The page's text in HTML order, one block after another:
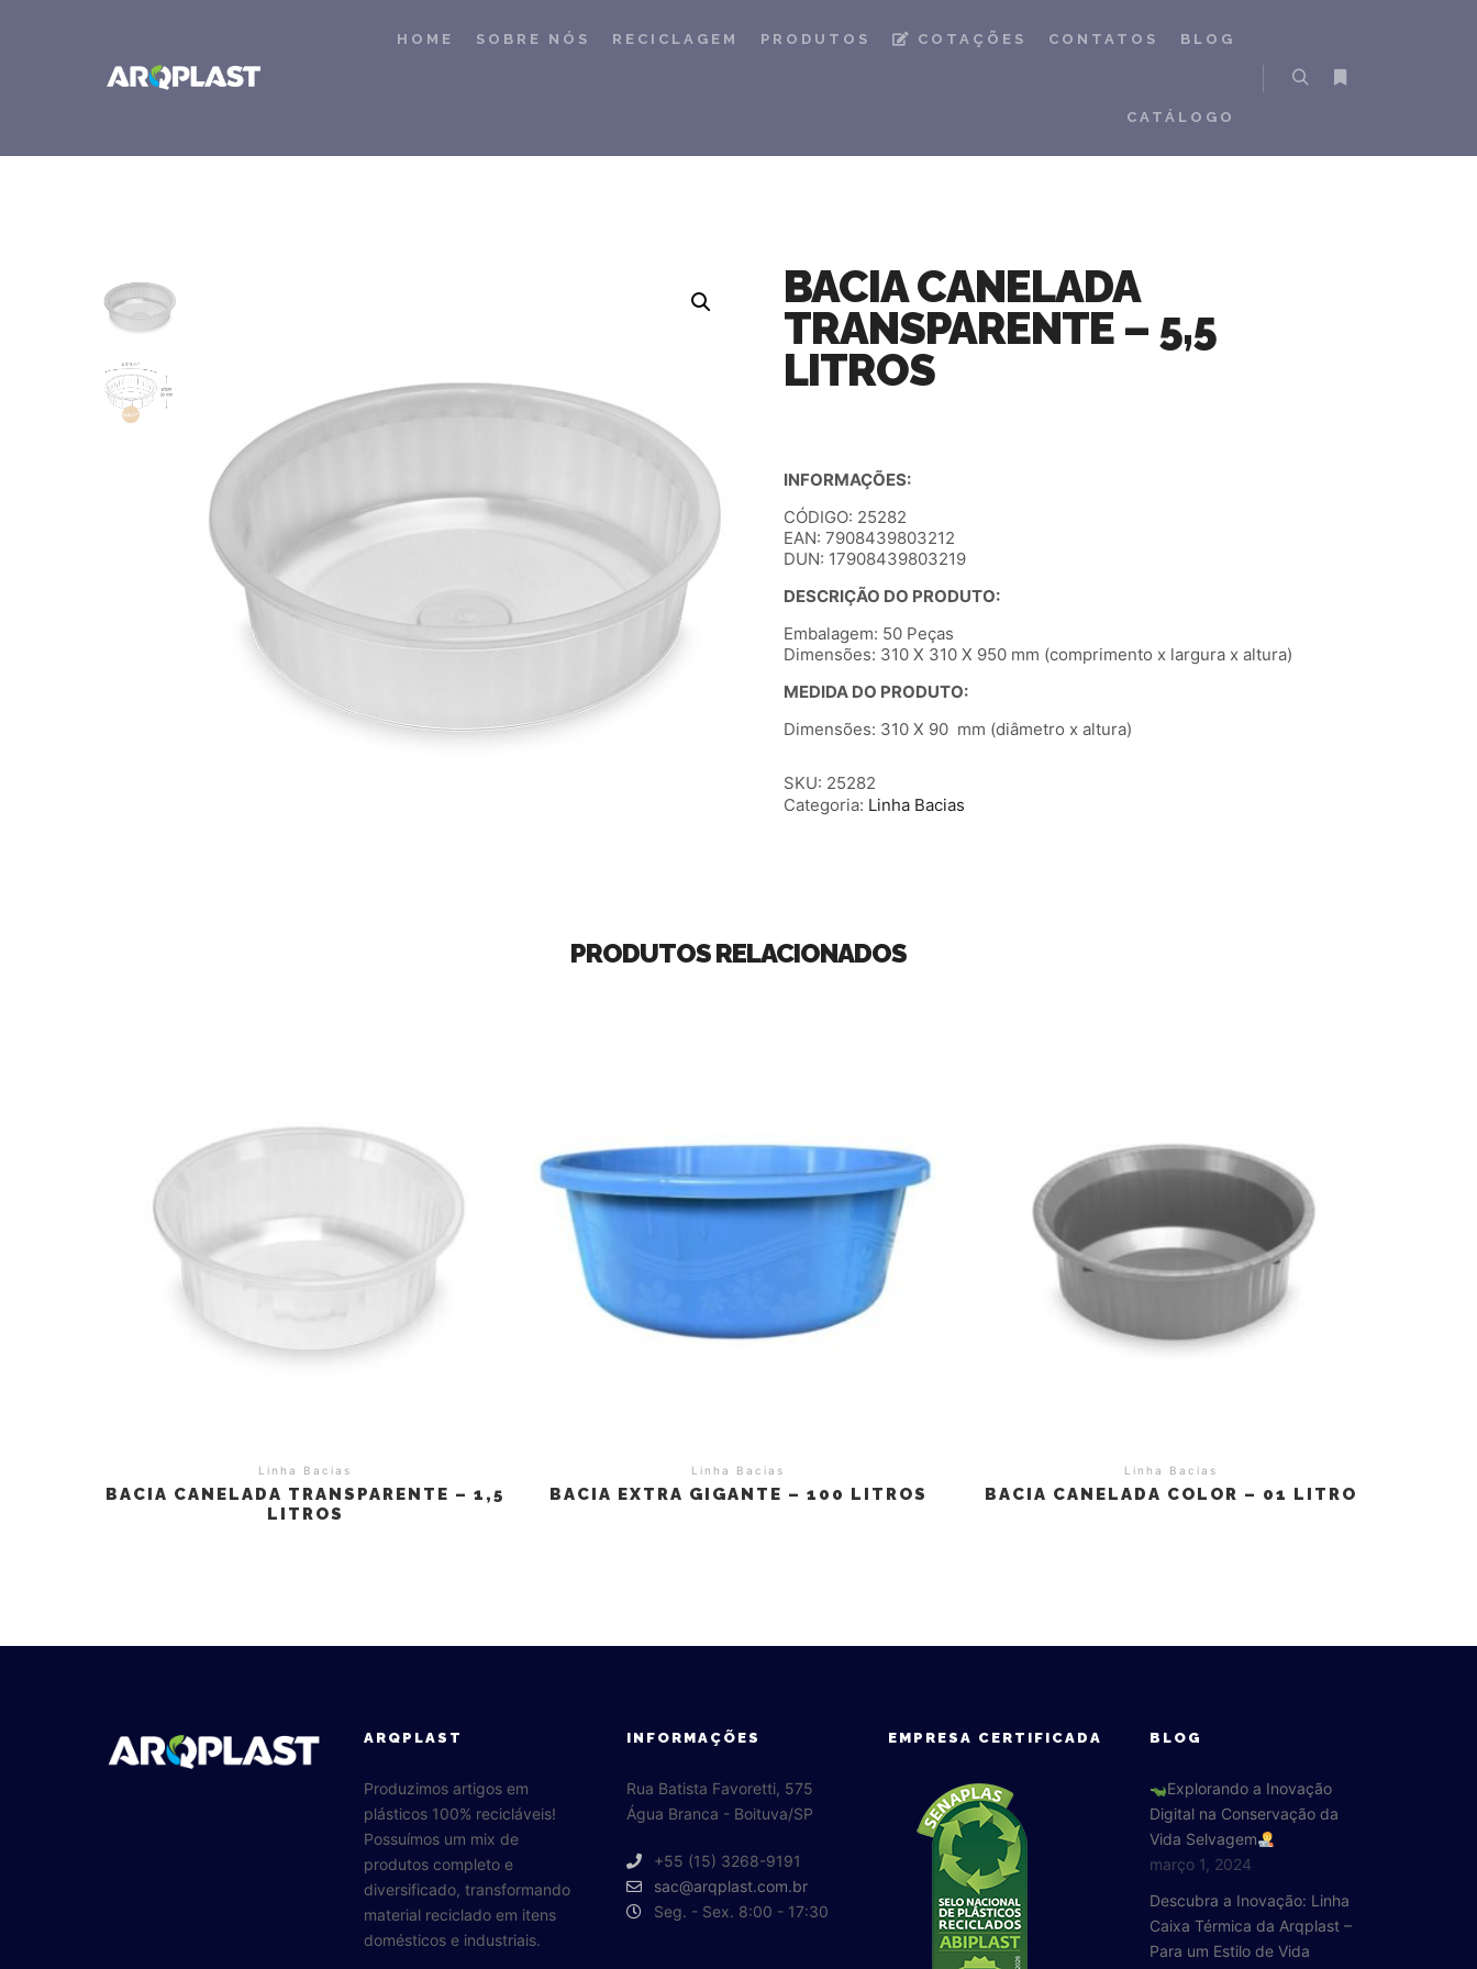
HOME SOBRE NÓS RECICLAGEM PRODUTOS COTAÇÕES CONTATOS BLOG
CATÁLOGO
BACIA CANELADA
TRANSPARENTE – 5,5
LITROS
INFORMAÇÕES:
CÓDIGO: 25282
EAN: 7908439803212
DUN: 17908439803219
DESCRIÇÃO DO PRODUTO:
Embalagem: 50 Peças
Dimensões: 310 X 310 X 950 mm (comprimento x largura x altura)
MEDIDA DO PRODUTO:
Dimensões: 310 X 90 mm (diâmetro x altura)
SKU: 25282
Categoria: Linha Bacias
PRODUTOS RELACIONADOS
Linha Bacias
BACIA CANELADA TRANSPARENTE – 1,5
LITROS
Linha Bacias
BACIA EXTRA GIGANTE – 100 LITROS
Linha Bacias
BACIA CANELADA COLOR – 01 LITRO
ARQPLAST
Produzimos artigos em
plásticos 100% recicláveis!
Possuímos um mix de
produtos completo e
diversificado, transformando
material reciclado em itens
domésticos e industriais.
INFORMAÇÕES
Rua Batista Favoretti, 575
Água Branca - Boituva/SP
+55 (15) 3268-9191
sac@arqplast.com.br
Seg. - Sex. 8:00 - 17:30
EMPRESA CERTIFICADA BLOG
Explorando a Inovação
Digital na Conservação da
Vida Selvagem
março 1, 2024
Descubra a Inovação: Linha
Caixa Térmica da Arqplast –
Para um Estilo de Vida